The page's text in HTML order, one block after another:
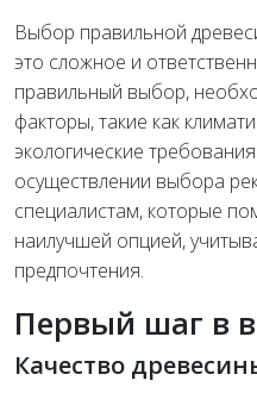
Выбор правильной
это сложное и
правильный выбор,
факторы, такие как
экологические
осуществлении выбора
специалистам, которые
наилучшей опцией,
предпочтения.
Первый шаг в
Качество